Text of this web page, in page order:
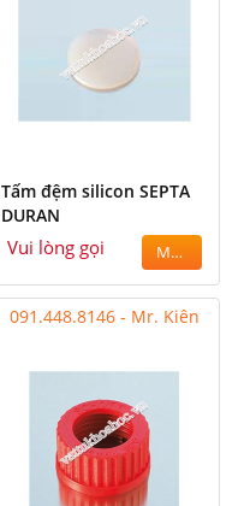
Tấm đệm silicon SEPTA
DURAN
Vui lòng gọi MUA
091.448.8146 - Mr. Kiên